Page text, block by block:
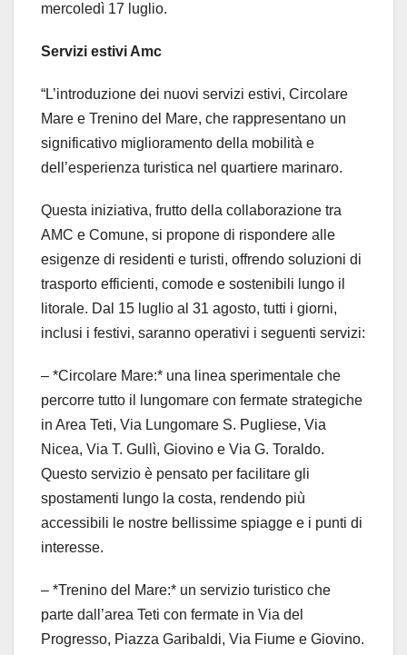
mercoledì 17 luglio.
Servizi estivi Amc
“L’introduzione dei nuovi servizi estivi, Circolare
Mare e Trenino del Mare, che rappresentano un
significativo miglioramento della mobilità e
dell’esperienza turistica nel quartiere marinaro.
Questa iniziativa, frutto della collaborazione tra
AMC e Comune, si propone di rispondere alle
esigenze di residenti e turisti, offrendo soluzioni di
trasporto efficienti, comode e sostenibili lungo il
litorale. Dal 15 luglio al 31 agosto, tutti i giorni,
inclusi i festivi, saranno operativi i seguenti servizi:
– *Circolare Mare:* una linea sperimentale che
percorre tutto il lungomare con fermate strategiche
in Area Teti, Via Lungomare S. Pugliese, Via
Nicea, Via T. Gullì, Giovino e Via G. Toraldo.
Questo servizio è pensato per facilitare gli
spostamenti lungo la costa, rendendo più
accessibili le nostre bellissime spiagge e i punti di
interesse.
– *Trenino del Mare:* un servizio turistico che
parte dall’area Teti con fermate in Via del
Progresso, Piazza Garibaldi, Via Fiume e Giovino.